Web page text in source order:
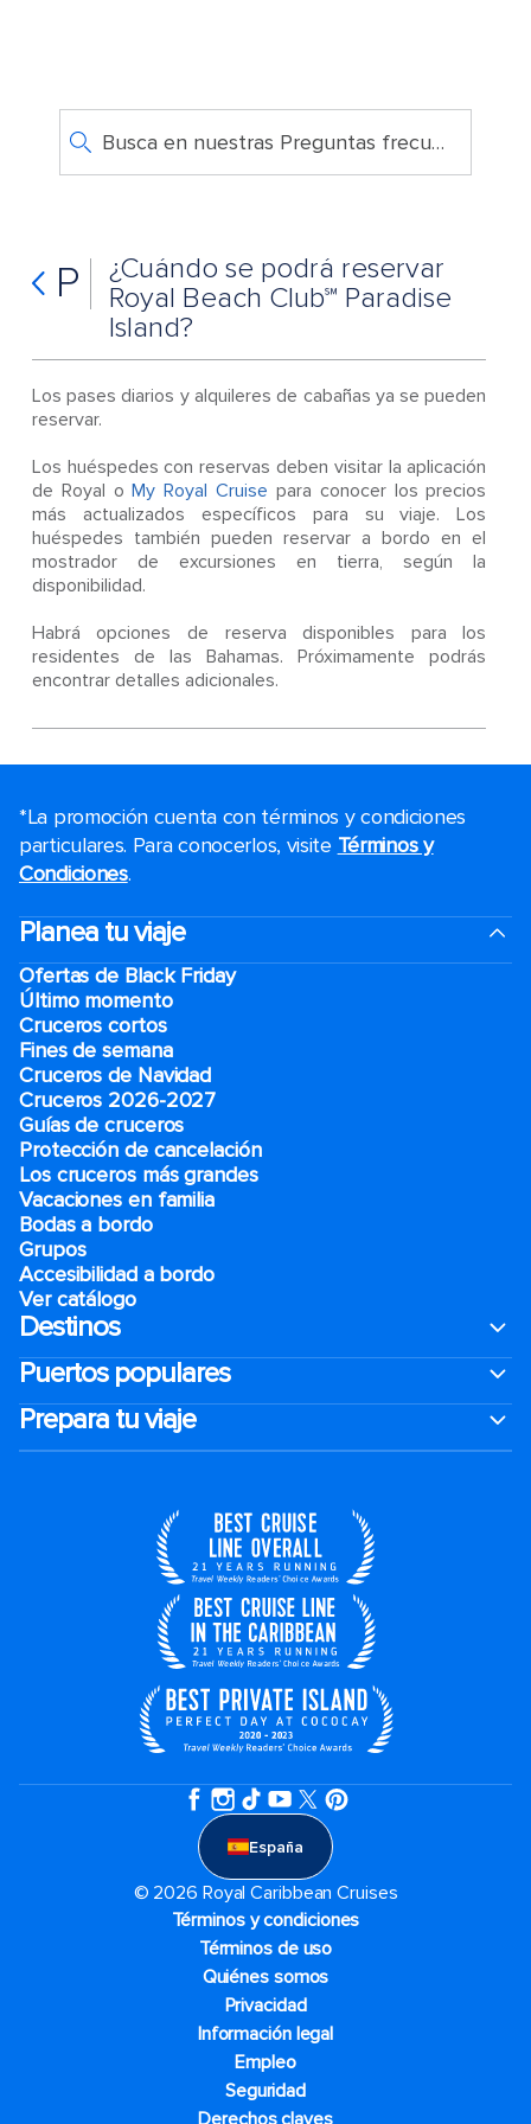
Busca en nuestras Preguntas frecuentes
P
¿Cuándo se podrá reservar
Royal Beach Club℠ Paradise
Island?
Los pases diarios y alquileres de cabañas ya se pueden
reservar.
Los huéspedes con reservas deben visitar la aplicación
de Royal oMy Royal Cruise para conocer los precios
más actualizados específicos para su viaje. Los
huéspedes también pueden reservar a bordo en el
mostrador de excursiones en tierra, según la
disponibilidad.
Habrá opciones de reserva disponibles para los
residentes de las Bahamas. Próximamente podrás
encontrar detalles adicionales.
*La promoción cuenta con términos y condiciones
particulares. Para conocerlos, visite Términos y
Condiciones.
Planea tu viaje
Ofertas de Black Friday
Último momento
Cruceros cortos
Fines de semana
Cruceros de Navidad
Cruceros 2026-2027
Guías de cruceros
Protección de cancelación
Los cruceros más grandes
Vacaciones en familia
Bodas a bordo
Grupos
Accesibilidad a bordo
Ver catálogo
Destinos
Puertos populares
Prepara tu viaje
España
© 2026 Royal Caribbean Cruises
Términos y condiciones
Términos de uso
Quiénes somos
Privacidad
Información legal
Empleo
Seguridad
Derechos claves